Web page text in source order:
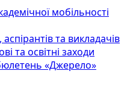
мобільності
аспірантів та викладачів
та освітні заходи
«Джерело»